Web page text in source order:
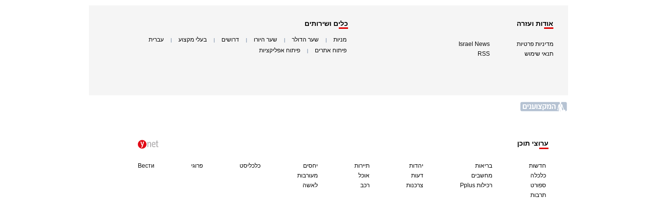
אודות ועזרה
מדיניות פרטיות
תנאי שימוש
Israel News
RSS
כלים ושירותים
מניות שער הדולר שער היורו דרושים בעלי מקצוע עברית
פיתוח אתרים פיתוח אפליקציות
ערוצי תוכן
חדשות
כלכלה
ספורט
תרבות
בריאות
מחשבים
Pplus רכילות
יהדות
דעות
צרכנות
תיירות
אוכל
רכב
יחסים
מעורבות
לאשה
כלכליסט פרוגי Вести